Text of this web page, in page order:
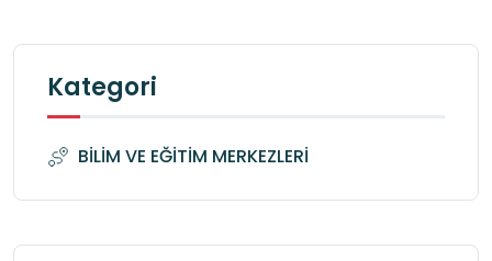
Kategori
BİLİM VE EĞİTİM MERKEZLERİ